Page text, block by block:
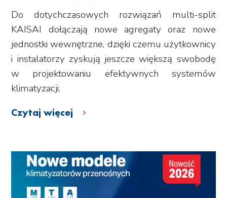
Do dotychczasowych rozwiązań multi-split
KAISAI dołączają nowe agregaty oraz nowe
jednostki wewnętrzne, dzięki czemu użytkownicy
i instalatorzy zyskują jeszcze większą swobodę
w projektowaniu efektywnych systemów
klimatyzacji.
Czytaj więcej